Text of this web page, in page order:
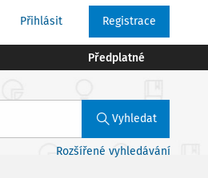
Přihlásit Registrace
Předplatné
Vyhledat
Rozšířené vyhledávání